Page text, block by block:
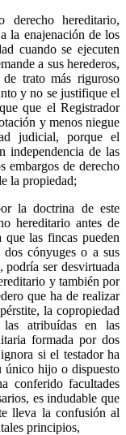
derecho hereditario,
la enajenación de los
cuando se ejecuten
a sus herederos,
trato más riguroso
y no se justifique el
que el Registrador
y menos niegue
judicial, porque el
independencia de las
embargos de derecho
la propiedad;
la doctrina de este
hereditario antes de
las fincas pueden
cónyuges o a sus
podría ser desvirtuada
y también por
que ha de realizar
la copropiedad
las atribuídas en las
formada por dos
si el testador ha
único hijo o dispuesto
conferido facultades
es indudable que
lleva la confusión al
principios,